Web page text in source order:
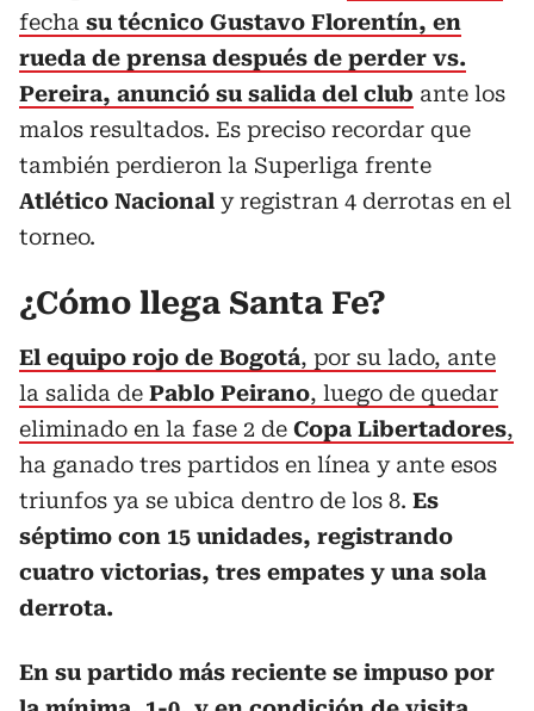
fecha su técnico Gustavo Florentín, en
rueda de prensa después de perder vs.
Pereira, anunció su salida del club ante los
malos resultados. Es preciso recordar que
también perdieron la Superliga frente
Atlético Nacional y registran 4 derrotas en el
torneo.
¿Cómo llega Santa Fe?
El equipo rojo de Bogotá, por su lado, ante
la salida de Pablo Peirano, luego de quedar
eliminado en la fase 2 de Copa Libertadores,
ha ganado tres partidos en línea y ante esos
triunfos ya se ubica dentro de los 8. Es
séptimo con 15 unidades, registrando
cuatro victorias, tres empates y una sola
derrota.
En su partido más reciente se impuso por